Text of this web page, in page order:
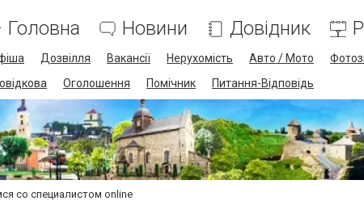
Головна Новини Довідник
Дозвілля Вакансії Нерухомість Авто / Мото
Оголошення Помічник Питання-Відповідь
со специалистом online